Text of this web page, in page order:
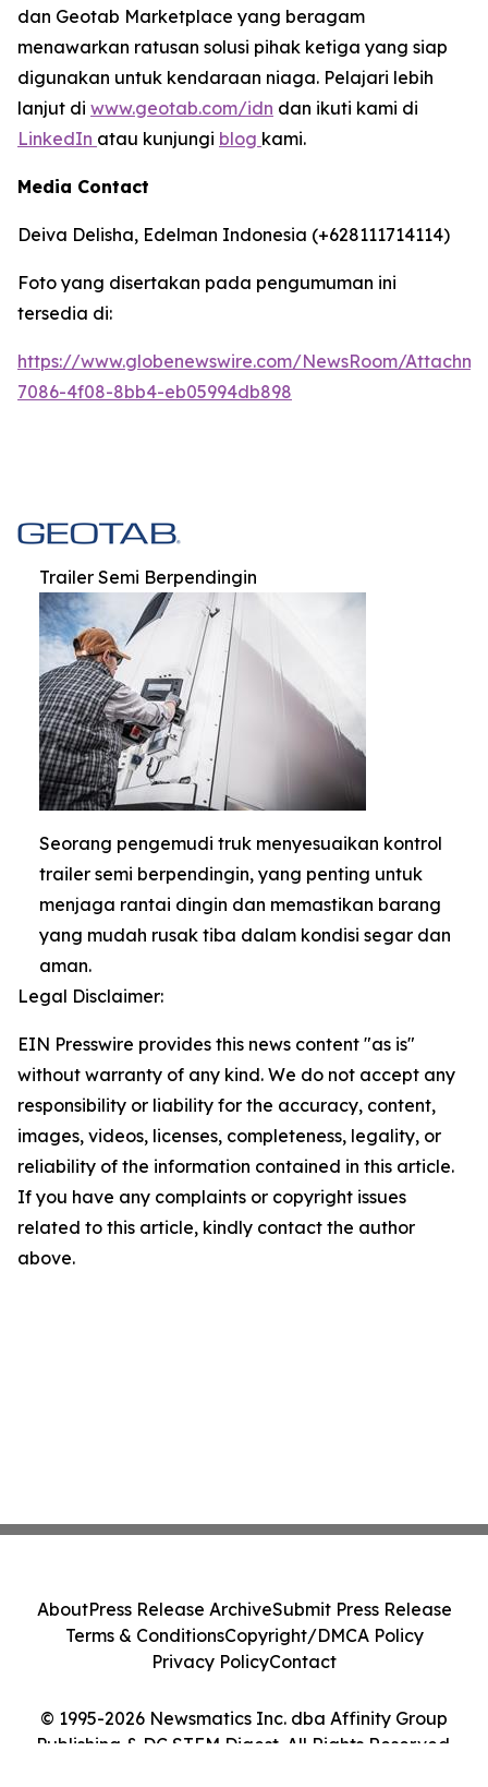
dan Geotab Marketplace yang beragam
menawarkan ratusan solusi pihak ketiga yang siap
digunakan untuk kendaraan niaga. Pelajari lebih
lanjut di www.geotab.com/idn dan ikuti kami di
LinkedIn atau kunjungi blog kami.
Media Contact
Deiva Delisha, Edelman Indonesia (+628111714114)
Foto yang disertakan pada pengumuman ini
tersedia di:
https://www.globenewswire.com/NewsRoom/
7086-4f08-8bb4-eb05994db898
Trailer Semi Berpendingin
Seorang pengemudi truk menyesuaikan kontrol
trailer semi berpendingin, yang penting untuk
menjaga rantai dingin dan memastikan barang
yang mudah rusak tiba dalam kondisi segar dan
aman.
Legal Disclaimer:
EIN Presswire provides this news content "as is"
without warranty of any kind. We do not accept any
responsibility or liability for the accuracy, content,
images, videos, licenses, completeness, legality, or
reliability of the information contained in this article.
If you have any complaints or copyright issues
related to this article, kindly contact the author
above.
© 1995-2026 Newsmatics Inc. dba Affinity Group
Publishing & DC STEM Digest. All Rights Reserved.
AboutPress Release ArchiveSubmit Press Release
Terms & ConditionsCopyright/DMCA Policy
Privacy PolicyContact